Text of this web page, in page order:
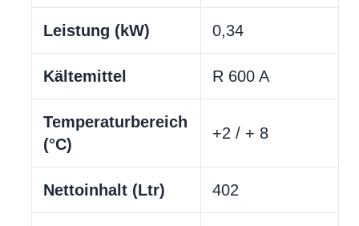
Leistung (kW) 0,34
Kältemittel R 600 A
Temperaturbereich
(°C)
+2 / + 8
Nettoinhalt (Ltr) 402